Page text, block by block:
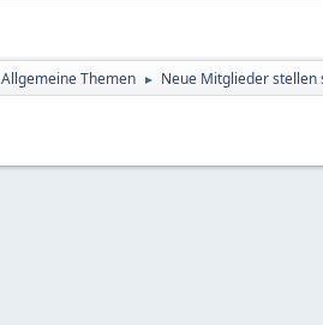
Allgemeine Themen ► Neue Mitglieder stellen